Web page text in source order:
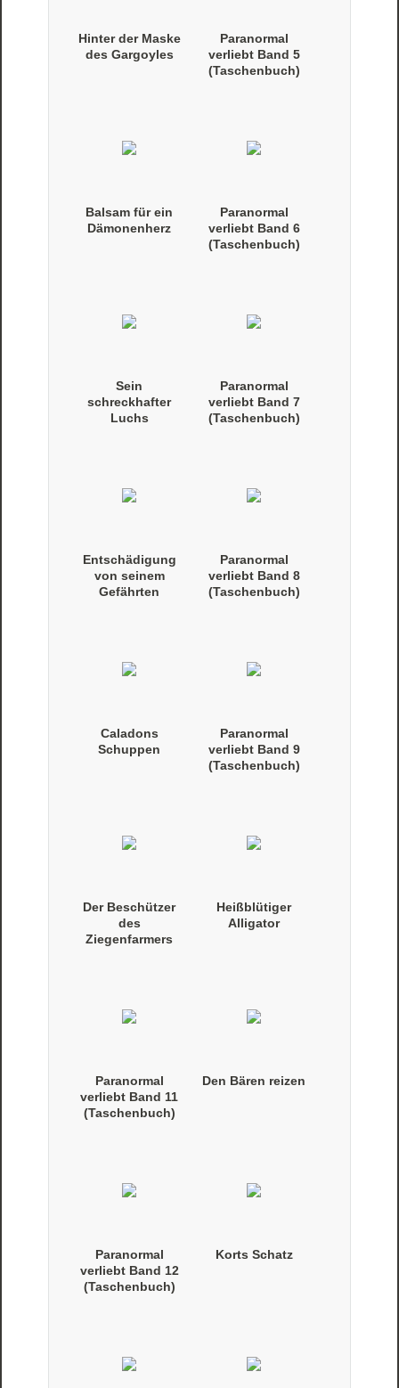
Hinter der Maske
des Gargoyles
Paranormal
verliebt Band 5
(Taschenbuch)
Balsam für ein
Dämonenherz
Paranormal
verliebt Band 6
(Taschenbuch)
Sein
schreckhafter
Luchs
Paranormal
verliebt Band 7
(Taschenbuch)
Entschädigung
von seinem
Gefährten
Paranormal
verliebt Band 8
(Taschenbuch)
Caladons
Schuppen
Paranormal
verliebt Band 9
(Taschenbuch)
Der Beschützer
des
Ziegenfarmers
Heißblütiger
Alligator
Paranormal
verliebt Band 11
(Taschenbuch)
Den Bären reizen
Paranormal
verliebt Band 12
(Taschenbuch)
Korts Schatz